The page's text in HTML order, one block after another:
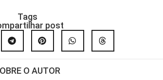
Tags
post
O AUTOR